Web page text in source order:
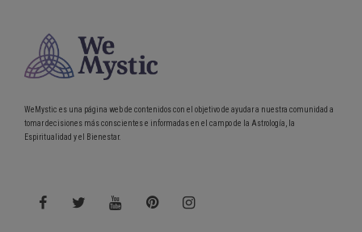
WeMystic es una página web de contenidos con el objetivo de ayudar a nuestra comunidad a
tomar decisiones más conscientes e informadas en el campo de la Astrología, la
Espiritualidad y el Bienestar.